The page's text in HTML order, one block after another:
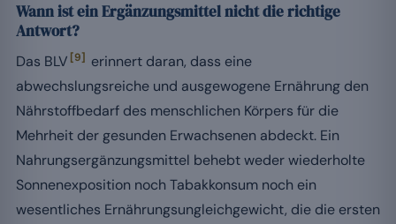
Wann ist ein Ergänzungsmittel nicht die richtige
Antwort?
Das BLV [9]
erinnert daran, dass eine
abwechslungsreiche und ausgewogene Ernährung den
Nährstoffbedarf des menschlichen Körpers für die
Mehrheit der gesunden Erwachsenen abdeckt. Ein
Nahrungsergänzungsmittel behebt weder wiederholte
Sonnenexposition noch Tabakkonsum noch ein
wesentliches Ernährungsungleichgewicht, die die ersten